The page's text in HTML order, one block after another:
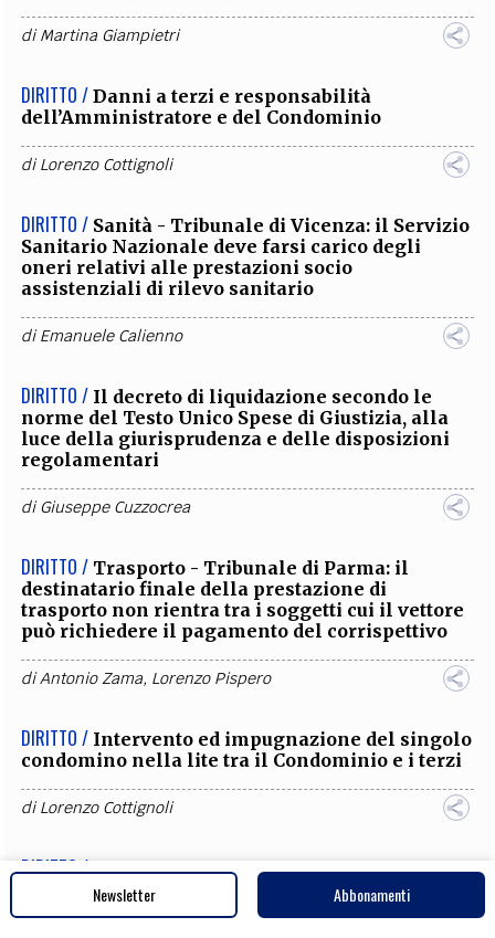
diMartina Giampietri
DIRITTO / Danni a terzi e responsabilità
dell’Amministratore e del Condominio
diLorenzo Cottignoli
DIRITTO / Sanità - Tribunale di Vicenza: il Servizio
Sanitario Nazionale deve farsi carico degli
oneri relativi alle prestazioni socio
assistenziali di rilevo sanitario
diEmanuele Calienno
DIRITTO / Il decreto di liquidazione secondo le
norme del Testo Unico Spese di Giustizia, alla
luce della giurisprudenza e delle disposizioni
regolamentari
diGiuseppe Cuzzocrea
DIRITTO / Trasporto - Tribunale di Parma: il
destinatario finale della prestazione di
trasporto non rientra tra i soggetti cui il vettore
può richiedere il pagamento del corrispettivo
diAntonio Zama, Lorenzo Pispero
DIRITTO / Intervento ed impugnazione del singolo
condomino nella lite tra il Condominio e i terzi
diLorenzo Cottignoli
DIRITTO / RCA - Tribunale Firenze: improponibile
l’azione di risarcimento diretto in caso di
omesso invio della lettera raccomandata nei
Newsletter Abbonamenti